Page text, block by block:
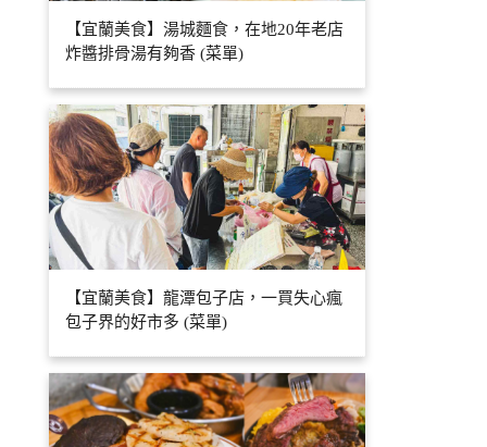
【宜蘭美食】湯城麵食，在地20年老店
炸醬排骨湯有夠香 (菜單)
【宜蘭美食】龍潭包子店，一買失心瘋
包子界的好市多 (菜單)